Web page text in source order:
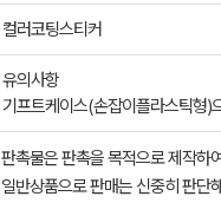
컬러코팅스티커
유의사항
기프트케이스(손잡이플라스틱형)
판촉물은 판촉을 목적으로 제작하
일반상품으로 판매는 신중히 판단